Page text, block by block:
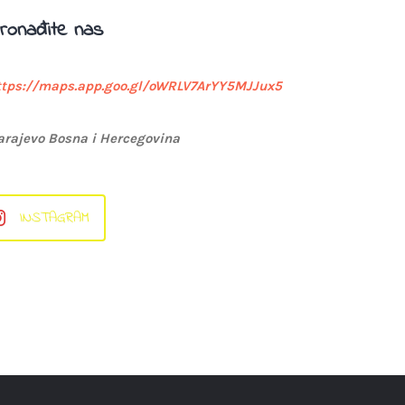
nas
maps.app.goo.gl/oWRLV7ArYY5MJJux5
Bosna i Hercegovina
INSTAGRAM